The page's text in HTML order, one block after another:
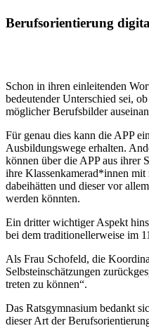
Berufsorientierung
Schon in ihren einleitenden
bedeutender Unterschied sei,
möglicher Berufsbilder
Für genau dies kann die APP
Ausbildungswege erhalten.
können über die APP aus ihrer
ihre Klassenkamerad*innen mit
dabeihätten und dieser vor
werden könnten.
Ein dritter wichtiger Aspekt
bei dem traditionellerweise im
Als Frau Schofeld, die
Selbsteinschätzungen
treten zu können“.
Das Ratsgymnasium bedankt
dieser Art der